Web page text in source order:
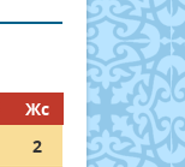
Жс
2